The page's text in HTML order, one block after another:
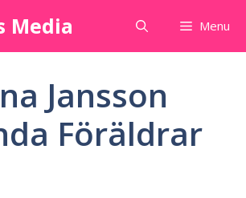
Media Menu
Jansson
Föräldrar